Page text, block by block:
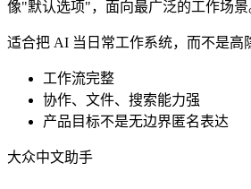
像"默认选项"，面向最广泛的工作场景
适合把 AI 当日常工作系统，而不是高
工作流完整
协作、文件、搜索能力强
产品目标不是无边界匿名表达
大众中文助手